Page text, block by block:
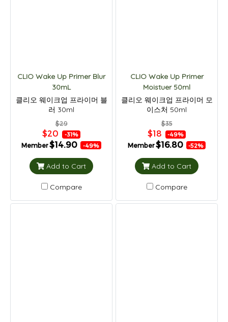
CLIO Wake Up Primer Blur
30mL
클리오 웨이크업 프라이머 블
러 30ml
$29
$20 -31%
Member$14.90 -49%
Add to Cart
Compare
CLIO Wake Up Primer
Moistuer 50ml
클리오 웨이크업 프라이머 모
이스처 50ml
$35
$18 -49%
Member$16.80 -52%
Add to Cart
Compare